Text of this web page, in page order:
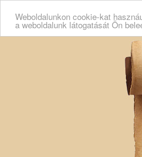
Weboldalunkon cookie-kat
a weboldalunk látogatását Ön